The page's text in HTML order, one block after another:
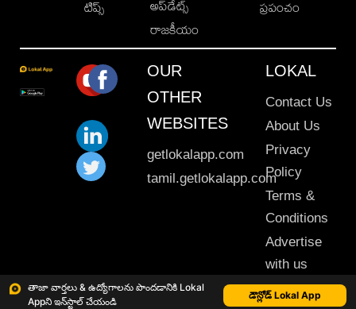
తాజా వార్తలు & ఉద్యోగాలను పొందడానికి Lokal
Appని ఇన్‌స్టాల్ చేయండి
డౌన్లోడ్ Lokal App
టిప్స్
అప్‌డేట్స్
రాజకీయం
ప్రపంచం
OUR
OTHER
WEBSITES
getlokalapp.com
tamil.getlokalapp.com
LOKAL
Contact Us
About Us
Privacy
Policy
Terms &
Conditions
Advertise
with us
Sitemap
This material may not be published, transmitted, rewritten or redistributed. © 2020 Lokal App. All rights reserved.